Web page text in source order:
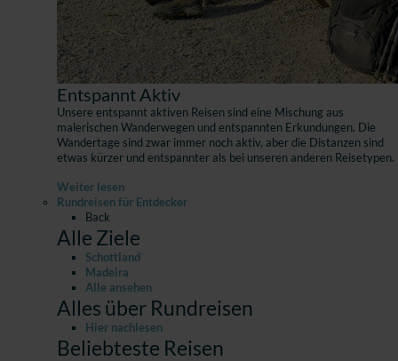
Entspannt Aktiv
Unsere entspannt aktiven Reisen sind eine Mischung aus
malerischen Wanderwegen und entspannten Erkundungen. Die
Wandertage sind zwar immer noch aktiv, aber die Distanzen sind
etwas kürzer und entspannter als bei unseren anderen Reisetypen.
Weiter lesen
Rundreisen für Entdecker
Back
Alle Ziele
Schottland
Madeira
Alle ansehen
Alles über Rundreisen
Hier nachlesen
Beliebteste Reisen